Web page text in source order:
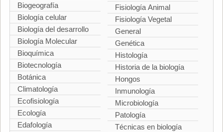
Biogeografía
Biología celular
Biología del desarrollo
Biología Molecular
Bioquímica
Biotecnología
Botánica
Climatología
Ecofisiología
Ecología
Edafología
Fisiología Animal
Fisiología Vegetal
General
Genética
Histología
Historia de la biología
Hongos
Inmunología
Microbiología
Patología
Técnicas en biología